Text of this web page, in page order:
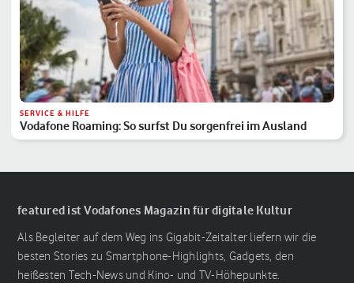
SERVICE & HILFE
Vodafone Roaming: So surfst Du sorgenfrei im Ausland
featured ist Vodafones Magazin für digitale Kultur
Als Begleiter auf dem Weg ins Gigabit-Zeitalter liefern wir die
besten Stories zu Smartphone-Highlights, Gadgets, den
heißesten Tech-News und Kino- und TV-Höhepunkte.